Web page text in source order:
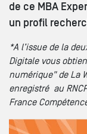
de ce MBA
un profil
*A l’issue de la
Digitale vous
numérique" de La
enregistré au
France
Tout savoir sur